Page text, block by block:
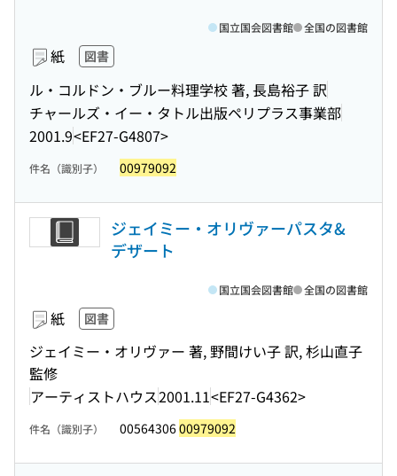
紙 図書
ル・コルドン・ブルー料理学校 著, 長島裕子 訳
チャールズ・イー・タトル出版ペリプラス事業部
2001.9<EF27-G4807>
国立国会図書館 全国の図書館
件名（識別子） 00979092
ジェイミー・オリヴァーパスタ&
デザート
紙 図書
ジェイミー・オリヴァー 著, 野間けい子 訳, 杉山直子
監修
アーティストハウス2001.11<EF27-G4362>
国立国会図書館 全国の図書館
件名（識別子） 0056430600979092